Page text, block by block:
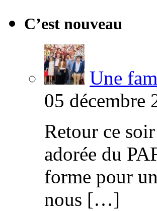
C’est nouveau
Une
05 décembre
Retour ce
adorée du
forme pour
nous […]